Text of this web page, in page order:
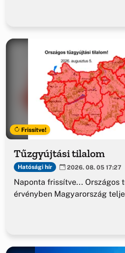
Frissítve!
Tűzgyújtási tilalom
Hatósági hír 2026. 08. 05 17:27
Naponta frissítve... Országos
érvényben Magyarország